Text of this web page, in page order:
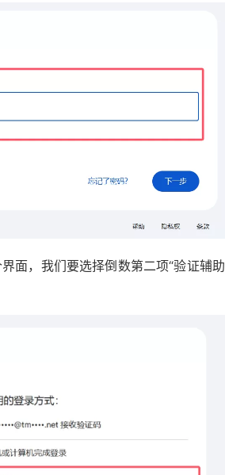
面，我们要选择倒数第二项“验证辅助